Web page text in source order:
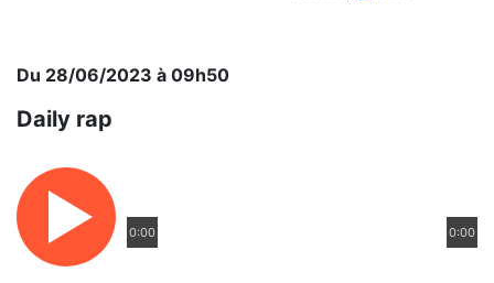
Du 28/06/2023 à 09h50
Daily rap
0:00 0:00